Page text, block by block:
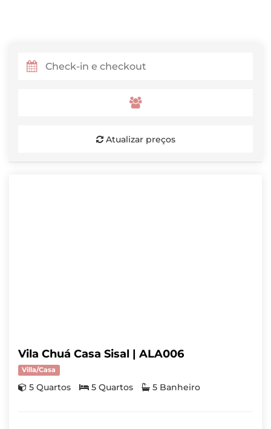
Atualizar preços
Vila Chuá Casa Sisal | ALA006
Villa/Casa
5 Quartos 5 Quartos 5 Banheiro